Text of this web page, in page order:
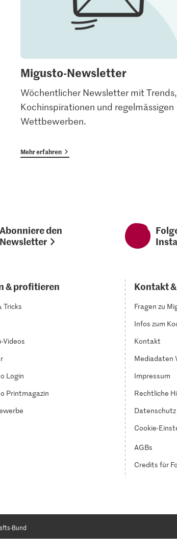
Migusto-Newsletter
Wöchentlicher Newsletter mit Trends,
Kochinspirationen und regelmässigen
Wettbewerben.
Mehr erfahren
Abonniere den
Newsletter
& profitieren
Tricks
Videos
Login
Printmagazin
Kontakt
Fragen zu
Infos zum
Kontakt
Mediadaten
Impressum
Rechtliche
Datenschutz
Cookie-
AGBs
Credits für
Bund